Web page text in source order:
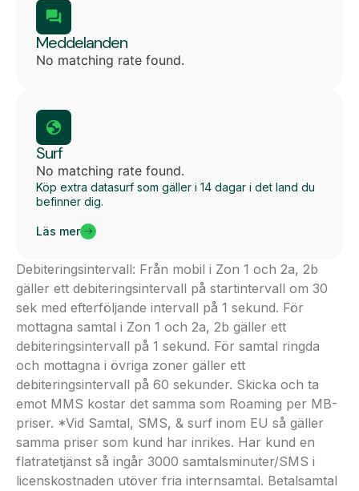
Meddelanden
No matching rate found.
Surf
No matching rate found.
Köp extra datasurf som gäller i 14 dagar i det land du
befinner dig.
Läs mer
Debiteringsintervall: Från mobil i Zon 1 och 2a, 2b
gäller ett debiteringsintervall på startintervall om 30
sek med efterföljande intervall på 1 sekund. För
mottagna samtal i Zon 1 och 2a, 2b gäller ett
debiteringsintervall på 1 sekund. För samtal ringda
och mottagna i övriga zoner gäller ett
debiteringsintervall på 60 sekunder. Skicka och ta
emot MMS kostar det samma som Roaming per MB-
priser. *Vid Samtal, SMS, & surf inom EU så gäller
samma priser som kund har inrikes. Har kund en
flatratetjänst så ingår 3000 samtalsminuter/SMS i
licenskostnaden utöver fria internsamtal. Betalsamtal